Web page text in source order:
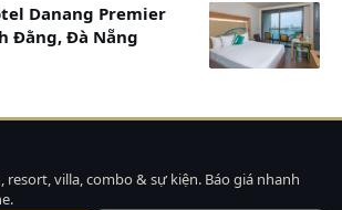
Hướng biển, giường Double, 74m2
Danang Premier
Đằng, Đà Nẵng
resort, villa, combo & sự kiện. Báo giá nhanh